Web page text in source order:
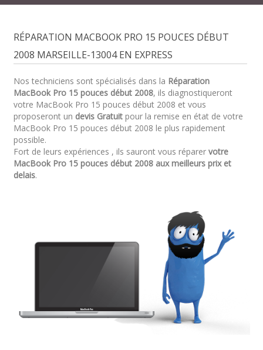
RÉPARATION MACBOOK PRO 15 POUCES DÉBUT
2008 MARSEILLE-13004 EN EXPRESS
Nos techniciens sont spécialisés dans la Réparation
MacBook Pro 15 pouces début 2008, ils diagnostiqueront
votre MacBook Pro 15 pouces début 2008 et vous
proposeront un devis Gratuitpour la remise en état de votre
MacBook Pro 15 pouces début 2008 le plus rapidement
possible.
Fort de leurs expériences , ils sauront vous réparer votre
MacBook Pro 15 pouces début 2008 aux meilleurs prix et
delais.